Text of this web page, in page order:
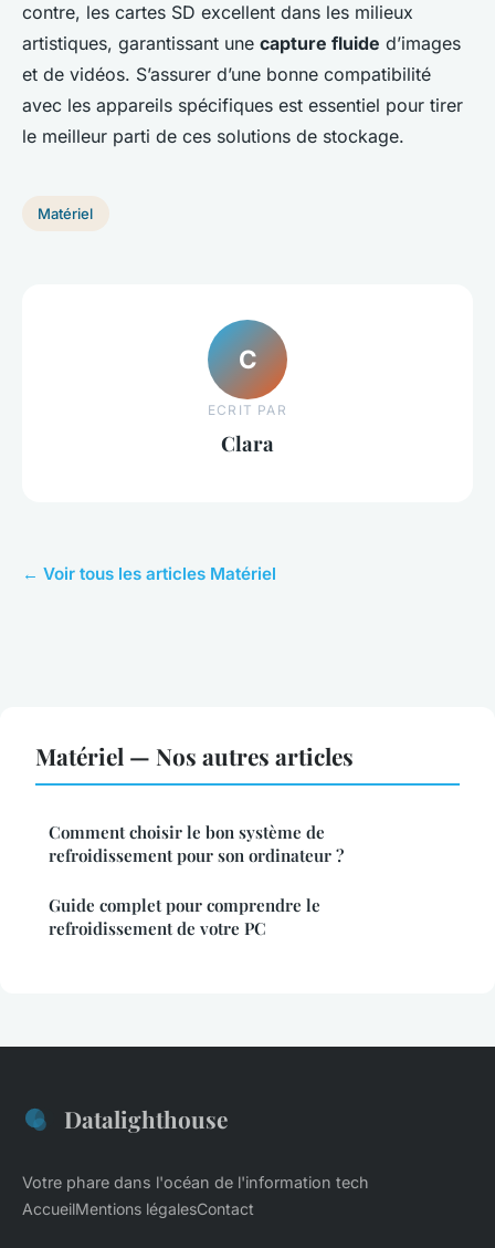
contre, les cartes SD excellent dans les milieux
artistiques, garantissant une capture fluide d’images
et de vidéos. S’assurer d’une bonne compatibilité
avec les appareils spécifiques est essentiel pour tirer
le meilleur parti de ces solutions de stockage.
Matériel
C
ECRIT PAR
Clara
← Voir tous les articles Matériel
Matériel — Nos autres articles
Comment choisir le bon système de
refroidissement pour son ordinateur ?
Guide complet pour comprendre le
refroidissement de votre PC
Datalighthouse
Votre phare dans l'océan de l'information tech
AccueilMentions légalesContact